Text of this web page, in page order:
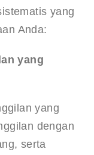
yang
Anda:
yang
yang
dengan
serta